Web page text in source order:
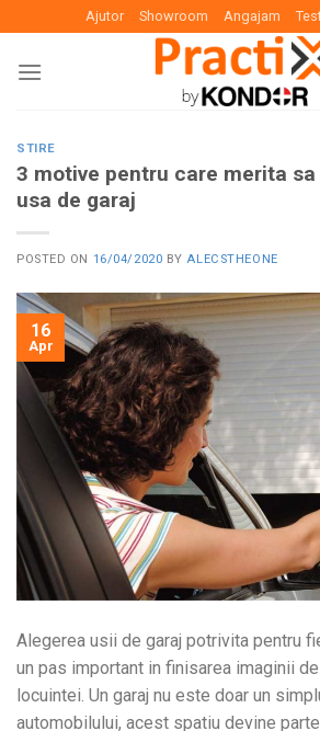
content
Ajutor Showroom Angajam
STIRE
3 motive pentru care merita
usa de garaj
POSTED ON 16/04/2020 BY ALECSTHEONE
16
Apr
Alegerea usii de garaj potrivita pentru
un pas important in finisarea imaginii
locuintei. Un garaj nu este doar un
automobilului, acest spatiu devine